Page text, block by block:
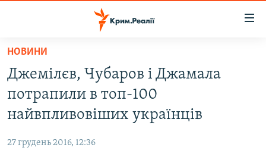
Перейти
основного
матеріалу
Перейти
до
основної
навігації
ВОДА.КРИМ
ВІДЕО ТА ФОТО
БЛОГИ
НОВИНИ
Джемілєв, Чубаров і Джамала
потрапили в топ-100
найвпливовіших українців
27 грудень 2016, 12:36